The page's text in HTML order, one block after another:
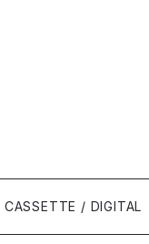
CASSETTE / DIGITAL